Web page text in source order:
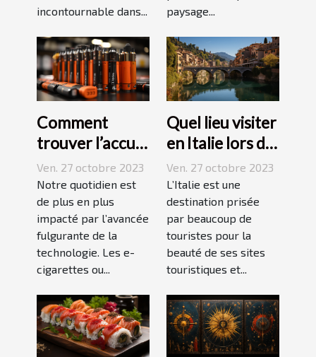
incontournable dans...
paysage...
Comment
trouver l’accu
idéal pour sa e-
cigarette ?
Ven. 27 octobre 2023
Notre quotidien est
de plus en plus
impacté par l’avancée
fulgurante de la
technologie. Les e-
cigarettes ou...
Quel lieu visiter
en Italie lors de
vos vacances ?
Ven. 27 octobre 2023
L’Italie est une
destination prisée
par beaucoup de
touristes pour la
beauté de ses sites
touristiques et...